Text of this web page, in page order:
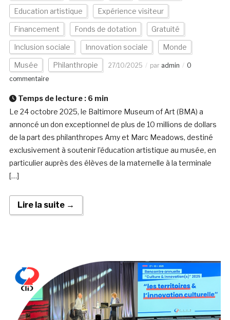
Education artistique Expérience visiteur
Financement Fonds de dotation Gratuité
Inclusion sociale Innovation sociale Monde
Musée Philanthropie 27/10/2025 par admin
0
commentaire
Temps de lecture : 6 min
Le 24 octobre 2025, le Baltimore Museum of Art (BMA) a
annoncé un don exceptionnel de plus de 10 millions de dollars
de la part des philanthropes Amy et Marc Meadows, destiné
exclusivement à soutenir l’éducation artistique au musée, en
particulier auprès des élèves de la maternelle à la terminale
[…]
Lire la suite →